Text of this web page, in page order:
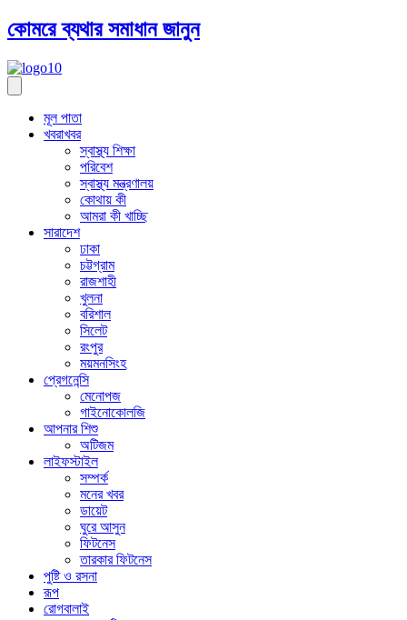
কোমরে ব্যথার সমাধান জানুন
মূল পাতা
খবরাখবর
স্বাস্থ্য শিক্ষা
পরিবেশ
স্বাস্থ্য মন্ত্রণালয়
কোথায় কী
আমরা কী খাচ্ছি
সারাদেশ
ঢাকা
চট্টগ্রাম
রাজশাহী
খুলনা
বরিশাল
সিলেট
রংপুর
ময়মনসিংহ
প্রেগনেন্সি
মেনোপজ
গাইনোকোলজি
আপনার শিশু
অটিজম
লাইফস্টাইল
সম্পর্ক
মনের খবর
ডায়েট
ঘুরে আসুন
ফিটনেস
তারকার ফিটনেস
পুষ্টি ও রসনা
রূপ
রোগবালাই